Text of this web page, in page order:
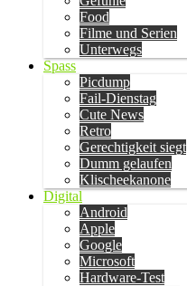
Food
Filme und Serien
Unterwegs
Spass
Picdump
Fail-Dienstag
Cute News
Retro
Gerechtigkeit siegt
Dumm gelaufen
Klischeekanone
Digital
Android
Apple
Google
Microsoft
Hardware-Test